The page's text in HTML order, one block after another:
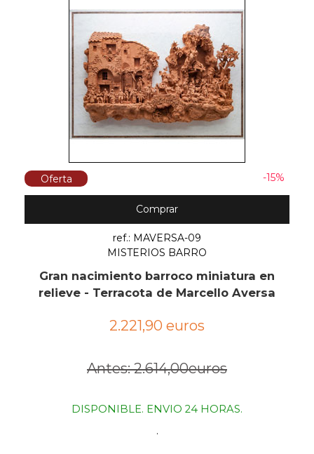
Oferta -15%
Comprar
ref.: MAVERSA-09
MISTERIOS BARRO
Gran nacimiento barroco miniatura en
relieve - Terracota de Marcello Aversa
2.221,90 euros
Antes: 2.614,00euros
DISPONIBLE. ENVIO 24 HORAS.
.